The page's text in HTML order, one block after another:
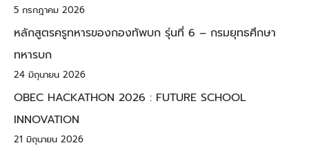
5 กรกฎาคม 2026
หลักสูตรครูทหารของกองทัพบก รุ่นที่ 6 – กรมยุทธศึกษา
ทหารบก
24 มิถุนายน 2026
OBEC HACKATHON 2026 : FUTURE SCHOOL
INNOVATION
21 มิถุนายน 2026